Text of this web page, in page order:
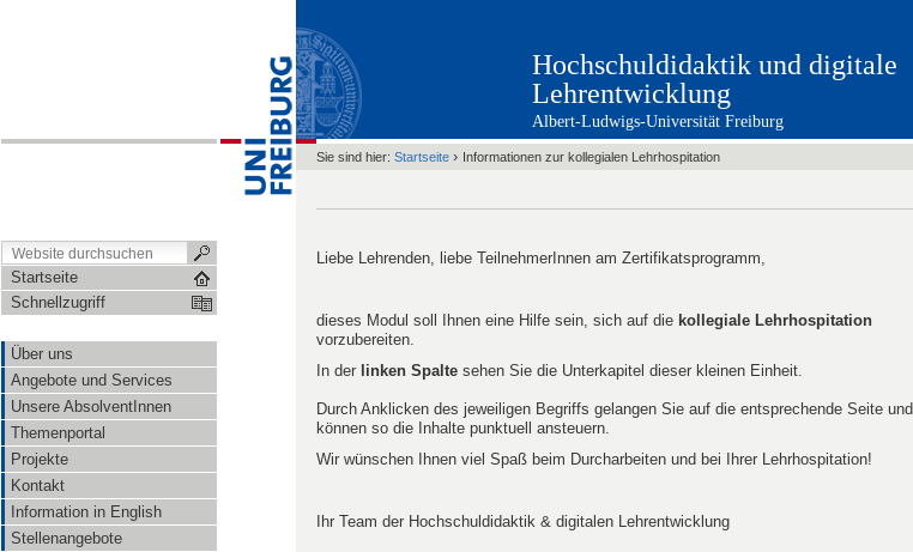
Startseite
Schnellzugriff
Über uns
Angebote und Services
Unsere AbsolventInnen
Themenportal
Projekte
Kontakt
Information in English
Stellenangebote
Hochschuldidaktik und digitale
Lehrentwicklung
Albert-Ludwigs-Universität Freiburg
Sie sind hier: Startseite › Informationen zur kollegialen Lehrhospitation
Liebe Lehrenden, liebe TeilnehmerInnen am Zertifikatsprogramm,
dieses Modul soll Ihnen eine Hilfe sein, sich auf die kollegiale Lehrhospitation
vorzubereiten.
In der linken Spalte sehen Sie die Unterkapitel dieser kleinen Einheit.
Durch Anklicken des jeweiligen Begriffs gelangen Sie auf die entsprechende Seite und
können so die Inhalte punktuell ansteuern.
Wir wünschen Ihnen viel Spaß beim Durcharbeiten und bei Ihrer Lehrhospitation!
Ihr Team der Hochschuldidaktik & digitalen Lehrentwicklung